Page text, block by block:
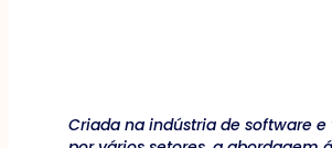
Criada na indústria de software e